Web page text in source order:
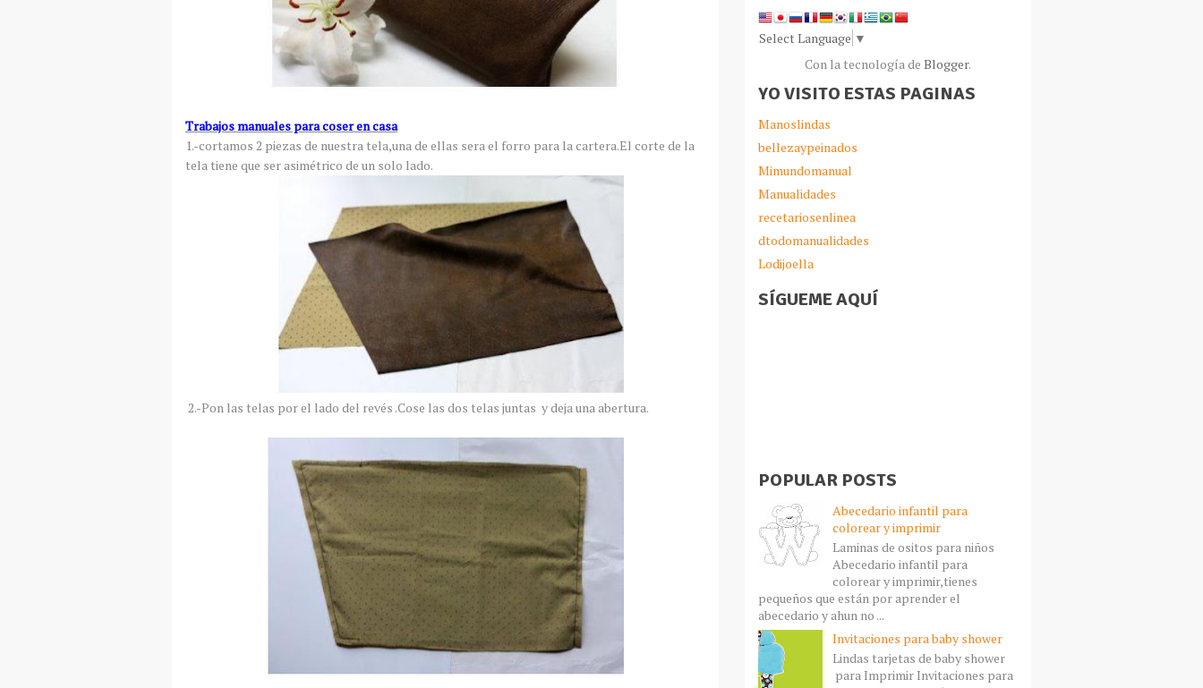
Trabajos manuales para coser en casa
1.-cortamos 2 piezas de nuestra tela,una de ellas sera el forro para la cartera.El corte de la
tela tiene que ser asimétrico de un solo lado.
2.-Pon las telas por el lado del revés .Cose las dos telas juntas y deja una abertura.
Select Language ▼
Con la tecnología de Blogger.
YO VISITO ESTAS PAGINAS
Manoslindas
bellezaypeinados
Mimundomanual
Manualidades
recetariosenlinea
dtodomanualidades
Lodijoella
SÍGUEME AQUÍ
POPULAR POSTS
Abecedario infantil para
colorear y imprimir
Laminas de ositos para niños
Abecedario infantil para
colorear y imprimir,tienes
pequeños que están por aprender el
abecedario y ahun no ...
Invitaciones para baby shower
Lindas tarjetas de baby shower
para Imprimir Invitaciones para